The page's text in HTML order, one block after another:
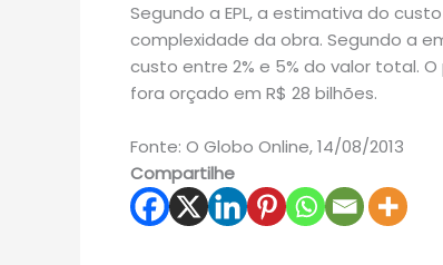
Segundo a EPL, a estimativa do
complexidade da obra. Segundo a
custo entre 2% e 5% do valor total.
fora orçado em R$ 28 bilhões.
Fonte: O Globo Online, 14/08/2013
Compartilhe